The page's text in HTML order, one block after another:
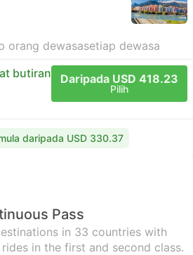
orang dewasasetiap dewasa
butiran Daripada USD 418.23
Pilih
daripada USD 330.37
Pass
in 33 countries with
in the first and second class.